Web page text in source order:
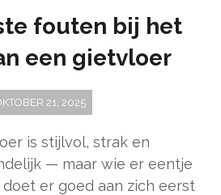
fouten bij het
een gietvloer
21, 2025
is stijlvol, strak en
— maar wie er eentje
er goed aan zich eerst